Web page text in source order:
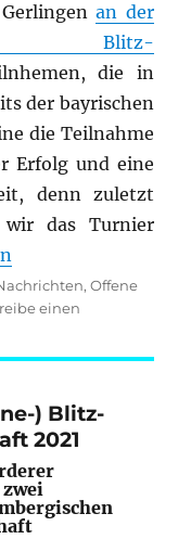
Gerlingenan der
Blitz-
die in
der bayrischen
die Teilnahme
Erfolg und eine
denn zuletzt
das Turnier
Blitz-
,Offene
einen
) Blitz-
2021